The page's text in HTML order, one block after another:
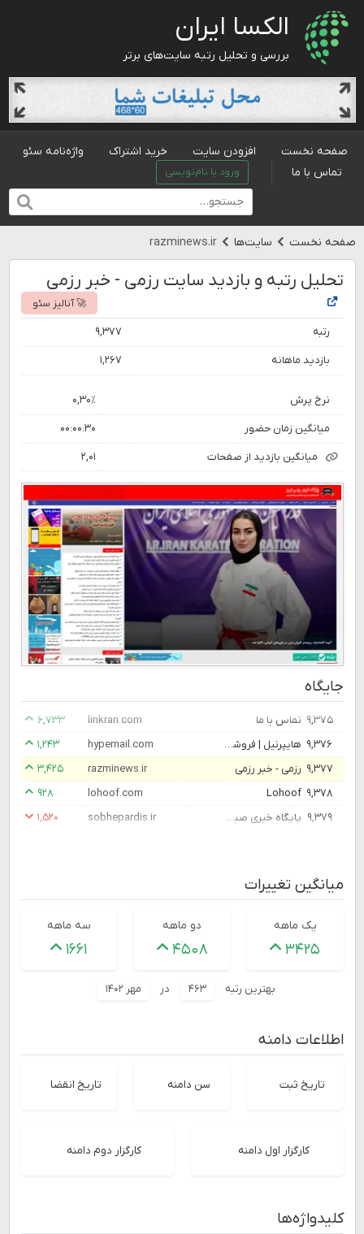
الکسا ایران
بررسی و تحلیل رتبه سایت‌های برتر
صفحه نخست افزودن سایت خرید اشتراک
واژه‌نامه سئو
تماس با ما
ورود یا نام‌نویسی
صفحه نخست سایت‌ها razminews.ir
تحلیل رتبه و بازدید سایت رزمی - خبر رزمی
🚀 آنالیز سئو
رتبه ۹,۳۷۷
بازدید ماهانه ۱,۲۶۷
نرخ پرش ۰,۳۰٪
میانگین زمان حضور ۰۰:۰۰:۳۰
میانگین بازدید از صفحات ۲,۰۱
جایگاه
۹,۳۷۵ تماس با ما linkran.com
۶,۷۳۳
۹,۳۷۶
هایپرنیل | فروشگاه تخصصی لوازم ناخن و کاشت ناخن - تهران و سراسر ایران hypernail.com
۱,۲۴۳
۹,۳۷۷ رزمی - خبر رزمی razminews.ir
۳,۴۲۵
۹,۳۷۸ Lohoof
lohoof.com
۹۲۸
۹,۳۷۹
پایگاه خبری صبح پردیس | اخبار شهرستان پردیس | Pardis News Agency sobhepardis.ir ۱,۵۲۰
میانگین تغییرات
یک ماهه
۳۴۲۵
دو ماهه
۴۵۰۸
سه ماهه
۱۶۶۱
بهترین رتبه ۴۶۳ در مهر ۱۴۰۲
اطلاعات دامنه
تاریخ ثبت سن دامنه تاریخ انقضا
کارگزار اول دامنه کارگزار دوم دامنه
کلیدواژه‌ها